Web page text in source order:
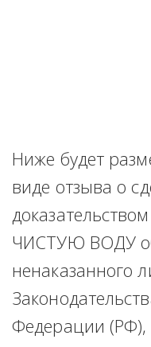
Ниже будет
виде отзыва о
ЧИСТУЮ ВОДУ
ненаказанного
Федерации (РФ),